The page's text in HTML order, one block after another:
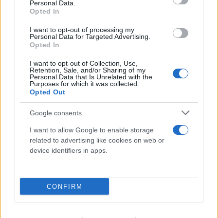
Personal Data.
Opted In
I want to opt-out of processing my
Personal Data for Targeted Advertising.
Opted In
I want to opt-out of Collection, Use,
Retention, Sale, and/or Sharing of my
Personal Data that Is Unrelated with the
Purposes for which it was collected.
Opted Out
Google consents
I want to allow Google to enable storage
related to advertising like cookies on web or
device identifiers in apps.
CONFIRM